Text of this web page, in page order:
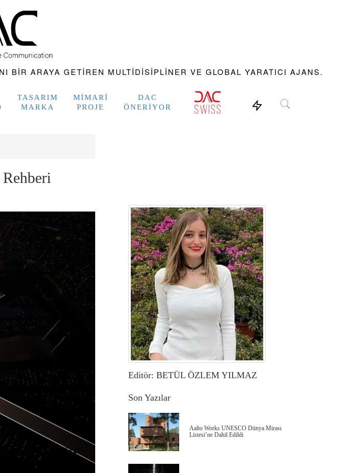
BIR ARAYA GETIREN MULTIDISIPLINER VE GLOBAL YARATICI AJANS.
TASARIM
MARKA
MIMARI
PROJE
DAC
ÖNERIYOR
Editör: BETÜL ÖZLEM YILMAZ
Son Yazılar
Aalto Works UNESCO Dünya Mirası
Listesi’ne Dahil Edildi